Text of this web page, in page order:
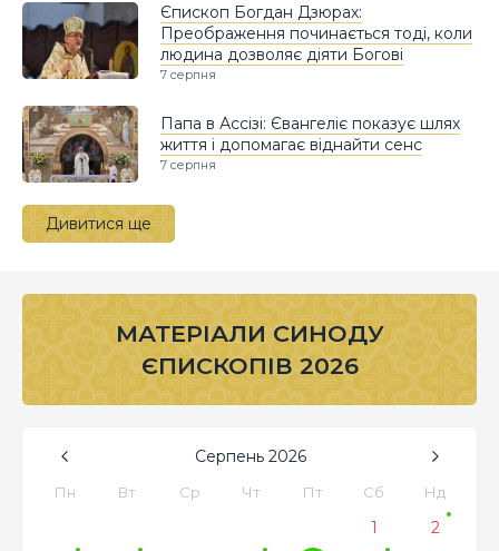
Єпископ Богдан Дзюрах:
Преображення починається тоді, коли
людина дозволяє діяти Богові
7 серпня
Папа в Ассізі: Євангеліє показує шлях
життя і допомагає віднайти сенс
7 серпня
Дивитися ще
МАТЕРІАЛИ СИНОДУ
ЄПИСКОПІВ 2026
Серпень 2026
Пн Вт Ср Чт Пт Сб Нд
1
2